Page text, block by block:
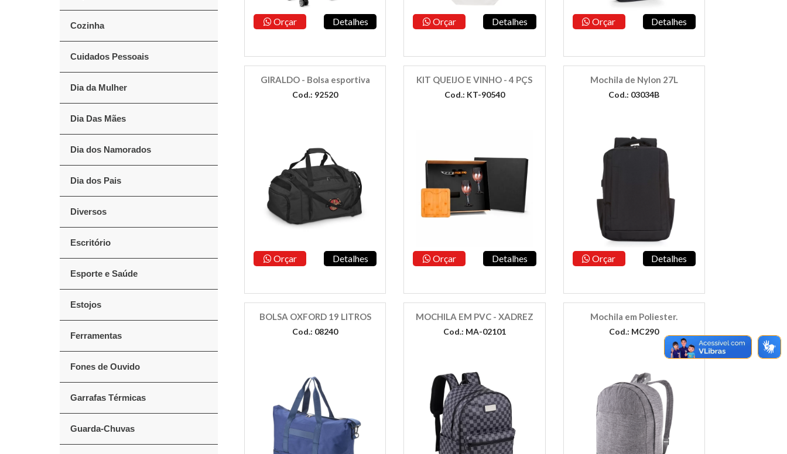
Cozinha
Cuidados Pessoais
Dia da Mulher
Dia Das Mães
Dia dos Namorados
Dia dos Pais
Diversos
Escritório
Esporte e Saúde
Estojos
Ferramentas
Fones de Ouvido
Garrafas Térmicas
Guarda-Chuvas
Orçar Detalhes Orçar Detalhes Orçar Detalhes
GIRALDO - Bolsa esportiva
Cod.: 92520
Orçar Detalhes
KIT QUEIJO E VINHO - 4 PÇS
Cod.: KT-90540
Orçar Detalhes
Mochila de Nylon 27L
Cod.: 03034B
Orçar Detalhes
BOLSA OXFORD 19 LITROS
Cod.: 08240
MOCHILA EM PVC - XADREZ
Cod.: MA-02101
Mochila em Poliester.
Cod.: MC290